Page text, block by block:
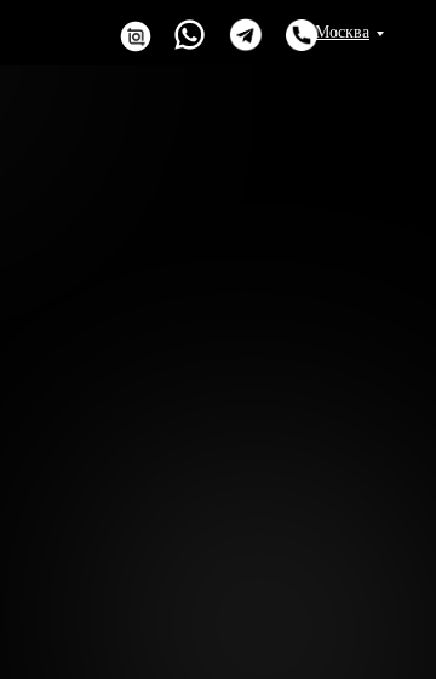
Москва